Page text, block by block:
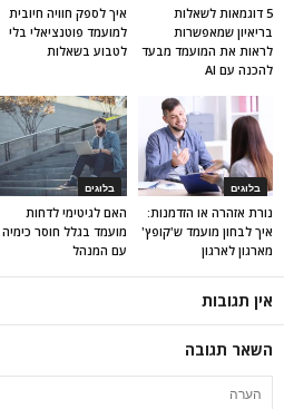
איך לספק חוויה חיובית
למועמד פוטנציאלי בלי
לטבוע בשאלות
5 דוגמאות לשאלות
בריאיון שמאפשרות
לראות את המועמד מבעד
להכנה עם AI
בלוגים
האם לגיטימי לדחות
מועמד בגלל חוסר כימיה
עם המנהל
בלוגים
נורת אזהרה או הזדמנות:
איך לבחון מועמד ש'קופץ'
מארגון לארגון
אין תגובות
השאר תגובה